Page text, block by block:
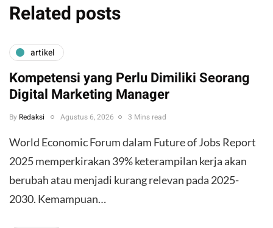
Related posts
artikel
Kompetensi yang Perlu Dimiliki Seorang
Digital Marketing Manager
By Redaksi Agustus 6, 2026 3 Mins read
World Economic Forum dalam Future of Jobs Report
2025 memperkirakan 39% keterampilan kerja akan
berubah atau menjadi kurang relevan pada 2025-
2030. Kemampuan…